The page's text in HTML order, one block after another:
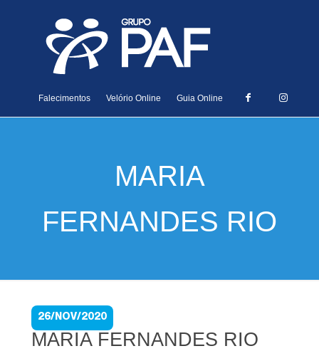
Falecimentos Velório Online Guia Online
MARIA
FERNANDES RIO
26/NOV/2020
MARIA FERNANDES RIO